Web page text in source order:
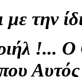
την
!... Ο
Αυτός